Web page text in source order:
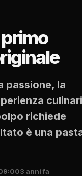
passione, la
richiede
è una
3 anni fa